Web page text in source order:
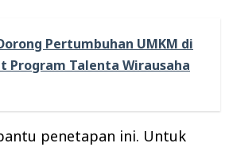
Pertumbuhan UMKM di
Program Talenta Wirausaha
penetapan ini. Untuk